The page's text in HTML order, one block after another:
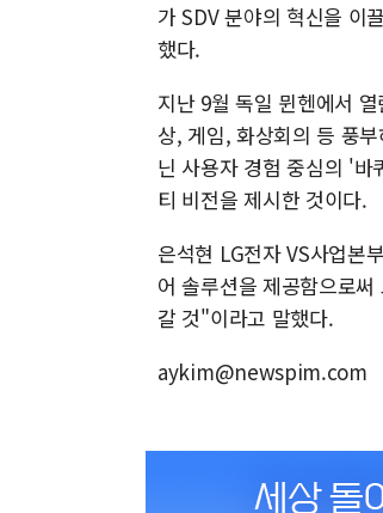
가 SDV 분야의 혁신을 이
했다.
지난 9월 독일 뮌헨에서
상, 게임, 화상회의 등 풍
닌 사용자 경험 중심의 '
티 비전을 제시한 것이다.
은석현 LG전자 VS사업본
어 솔루션을 제공함으로
갈 것"이라고 말했다.
aykim@newspim.com